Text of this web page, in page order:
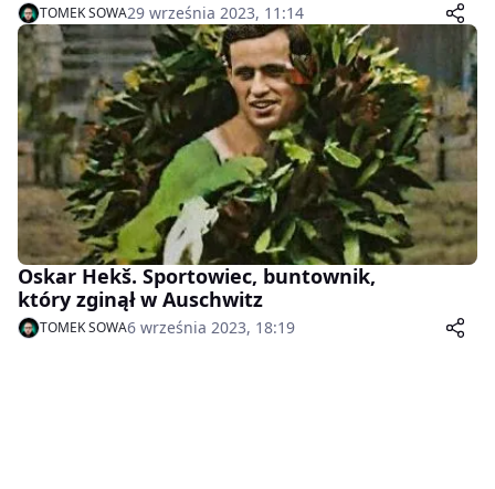
TOMEK SOWA29 września 2023, 11:14
Oskar Hekš. Sportowiec, buntownik,
który zginął w Auschwitz
TOMEK SOWA6 września 2023, 18:19